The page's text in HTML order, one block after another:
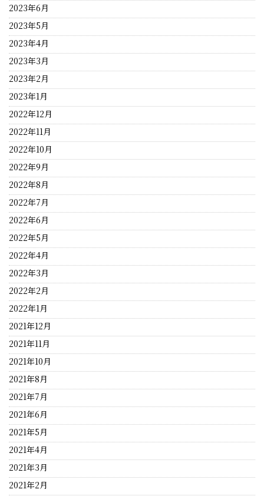
2023年6月
2023年5月
2023年4月
2023年3月
2023年2月
2023年1月
2022年12月
2022年11月
2022年10月
2022年9月
2022年8月
2022年7月
2022年6月
2022年5月
2022年4月
2022年3月
2022年2月
2022年1月
2021年12月
2021年11月
2021年10月
2021年8月
2021年7月
2021年6月
2021年5月
2021年4月
2021年3月
2021年2月